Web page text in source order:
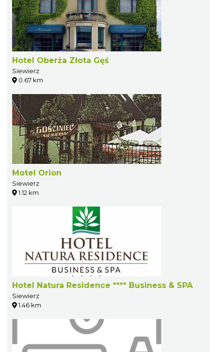
Hotel Oberża Złota Gęś
Siewierz
0.67 km
Motel Orion
Siewierz
1.12 km
Hotel Natura Residence **** Business & SPA
Siewierz
1.46 km